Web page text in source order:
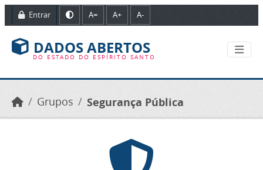
Ir para o conteúdo principal
Entrar A= A+ A-
DADOS ABERTOS
DO ESTADO DO ESPÍRITO SANTO
Grupos Segurança Pública